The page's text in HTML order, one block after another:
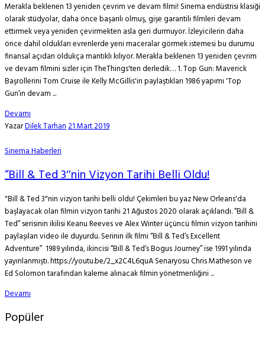
Merakla beklenen 13 yeniden çevrim ve devam filmi! Sinema endüstrisi klasiği
olarak stüdyolar, daha önce başarılı olmuş, gişe garantili filmleri devam
ettirmek veya yeniden çevirmekten asla geri durmuyor. İzleyicilerin daha
önce dahil oldukları evrenlerde yeni maceralar görmek istemesi bu durumu
finansal açıdan oldukça mantıklı kılıyor. Merakla beklenen 13 yeniden çevrim
ve devam filmini sizler için TheThings'ten derledik… 1. Top Gun: Maverick
Başrollerini Tom Cruise ile Kelly McGillis'in paylaştıkları 1986 yapımı 'Top
Gun’ın devam ...
Devamı
YazarDilek Tarhan21 Mart 2019
Sinema Haberleri
“Bill & Ted 3″nin Vizyon Tarihi Belli Oldu!
"Bill & Ted 3"nin vizyon tarihi belli oldu! Çekimleri bu yaz New Orleans'da
başlayacak olan filmin vizyon tarihi 21 Ağustos 2020 olarak açıklandı. “Bill &
Ted” serisinin ikilisi Keanu Reeves ve Alex Winter üçüncü filmin vizyon tarihini
paylaşılan video ile duyurdu. Serinin ilk filmi “Bill & Ted’s Excellent
Adventure” 1989 yılında, ikincisi “Bill & Ted’s Bogus Journey” ise 1991 yılında
yayınlanmıştı. https://youtu.be/2_x2C4L6quA Senaryosu Chris Matheson ve
Ed Solomon tarafından kaleme alınacak filmin yönetmenliğini ...
Devamı
Popüler